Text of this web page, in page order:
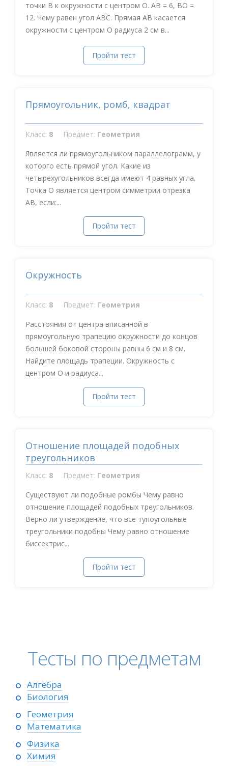
точки В к окружности с центром О. АВ = 6, ВО =
12. Чему равен угол АВС. Прямая АВ касается
окружности с центром О радиуса 2 см в...
Пройти тест
Прямоугольник, ромб, квадрат
Класс: 8 Предмет: Геометрия
Является ли прямоугольником параллелограмм, у
которго есть прямой угол. Какие из
четырехугольников всегда имеют 4 равных угла.
Точка О является центром симметрии отрезка
АВ, если:...
Пройти тест
Окружность
Класс: 8 Предмет: Геометрия
Расстояния от центра вписанной в
прямоугольную трапецию окружности до концов
большей боковой стороны равны 6 см и 8 см.
Найдите площадь трапеции. Окружность с
центром О и радиуса...
Пройти тест
Отношение площадей подобных
треугольников
Класс: 8 Предмет: Геометрия
Существуют ли подобные ромбы Чему равно
отношение площадей подобных треугольников.
Верно ли утверждение, что все тупоугольные
треугольники подобны Чему равно отношение
биссектрис...
Пройти тест
Тесты по предметам
Алгебра
Биология
Геометрия
Математика
Физика
Химия